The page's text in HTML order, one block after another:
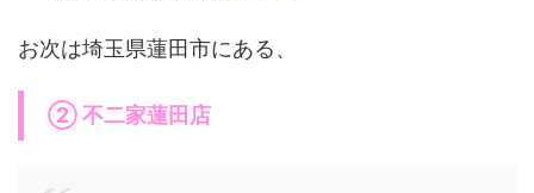
お次は埼玉県蓮田市にある、
② 不二家蓮田店